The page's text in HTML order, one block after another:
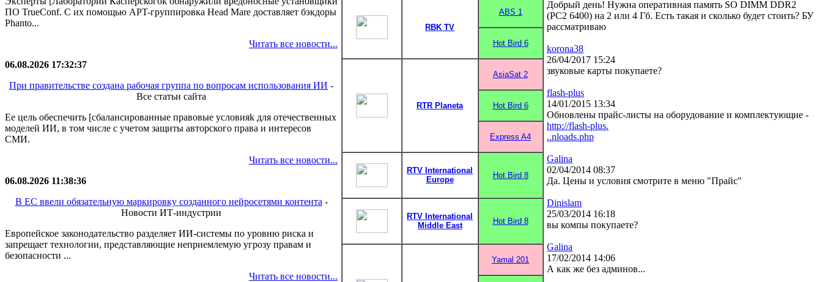
ПО TrueConf. С их помощью APT-группировка Head Mare доставляет бэкдоры
Phanto...
Читать все новости...
06.08.2026 17:32:37
При правительстве создана рабочая группа по вопросам использования ИИ -
Все статьи сайта
Ее цель обеспечить [сбалансированные правовые условияk для отечественных
моделей ИИ, в том числе с учетом защиты авторского права и интересов
СМИ.
Читать все новости...
06.08.2026 11:38:36
В ЕС ввели обязательную маркировку созданного нейросетями контента -
Новости ИТ-индустрии
Европейское законодательство разделяет ИИ-системы по уровню риска и
запрещает технологии, представляющие неприемлемую угрозу правам и
безопасности ...
Читать все новости...
RBK TV
ABS 1
Hot Bird 6
RTR Planeta
AsiaSat 2
Hot Bird 6
Express A4
RTV International
Europe
Hot Bird 8
RTV International
Middle East
Hot Bird 8
Yamal 201
Добрый день! Нужна оперативная память SO DIMM DDR2
(PC2 6400) на 2 или 4 Гб. Есть такая и сколько будет стоить? БУ
рассматриваю
korona38
26/04/2017 15:24
звуковые карты покупаете?
flash-plus
14/01/2015 13:34
Обновлены прайс-листы на оборудование и комплектующие -
http://flash-plus.
..nloads.php
Galina
02/04/2014 08:37
Да. Цены и условия смотрите в меню "Прайс"
Dinislam
25/03/2014 16:18
вы компы покупаете?
Galina
17/02/2014 14:06
А как же без админов...